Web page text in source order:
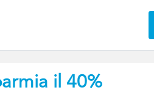
il 40%